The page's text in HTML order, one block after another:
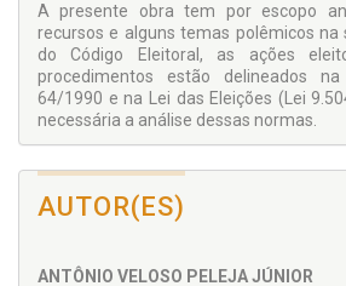
A presente obra tem por escopo
recursos e alguns temas polêmicos na
do Código Eleitoral, as ações
procedimentos estão delineados
64/1990 e na Lei das Eleições (Lei
necessária a análise dessas normas.
Ação de Impugnação de
AIRC;
AUTOR(ES)
ANTÔNIO VELOSO PELEJA JÚNIOR